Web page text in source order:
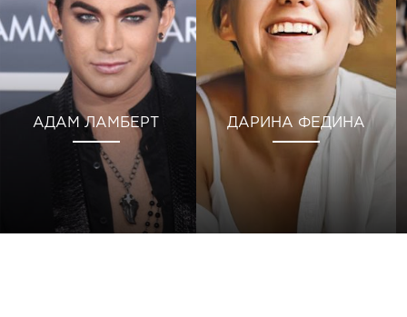
АДАМ ЛАМБЕРТ ДАРИНА ФЕДИНА